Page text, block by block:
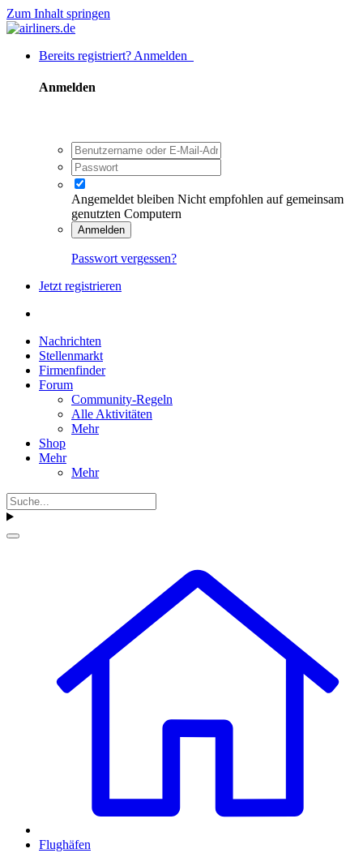
Zum Inhalt springen
Bereits registriert? Anmelden
Anmelden
Angemeldet bleiben Nicht empfohlen auf gemeinsam
genutzten Computern
Anmelden
Passwort vergessen?
Jetzt registrieren
Nachrichten
Stellenmarkt
Firmenfinder
Forum
Community-Regeln
Alle Aktivitäten
Mehr
Shop
Mehr
Mehr
Flughäfen